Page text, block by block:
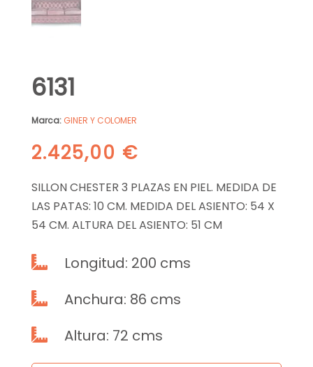
6131
Marca: GINER Y COLOMER
2.425,00 €
SILLON CHESTER 3 PLAZAS EN PIEL. MEDIDA DE
LAS PATAS: 10 CM. MEDIDA DEL ASIENTO: 54 X
54 CM. ALTURA DEL ASIENTO: 51 CM
 Longitud: 200 cms
 Anchura: 86 cms
 Altura: 72 cms